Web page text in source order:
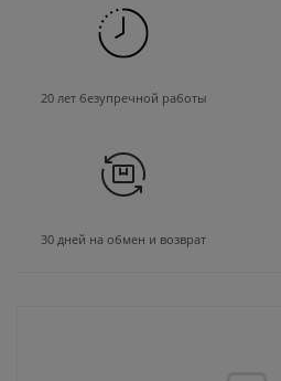
20 лет безупречной работы
30 дней на обмен и возврат